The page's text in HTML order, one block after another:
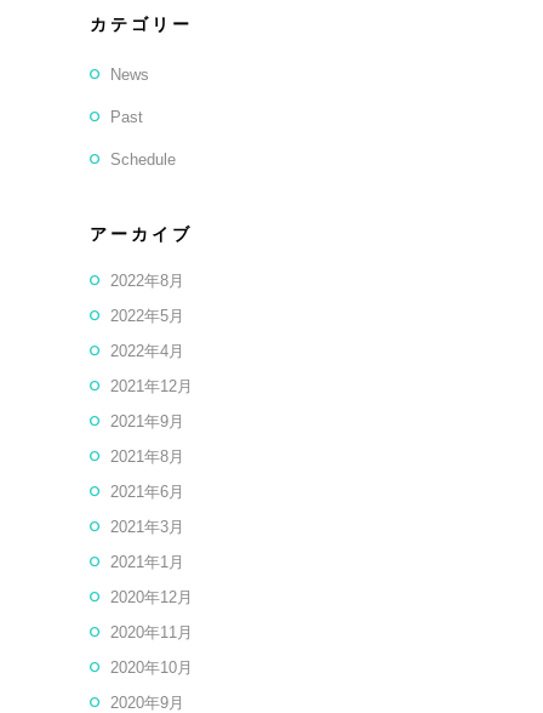
カテゴリー
News
Past
Schedule
アーカイブ
2022年8月
2022年5月
2022年4月
2021年12月
2021年9月
2021年8月
2021年6月
2021年3月
2021年1月
2020年12月
2020年11月
2020年10月
2020年9月